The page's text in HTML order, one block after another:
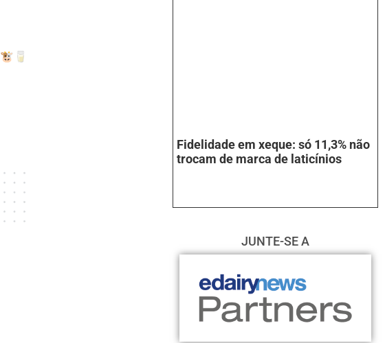
🐮🥛
Fidelidade em xeque: só 11,3% não
trocam de marca de laticínios
JUNTE-SE A